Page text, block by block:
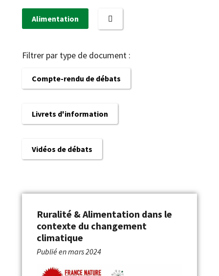
Alimentation
Filtrer par type de document :
Compte-rendu de débats
Livrets d'information
Vidéos de débats
Ruralité & Alimentation dans le
contexte du changement
climatique
Publié enmars 2024